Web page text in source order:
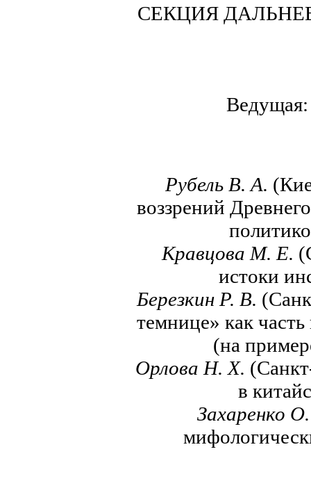
СЕКЦИЯ
Рубель В. А.
воззрений
Кравцова М. Е.
истоки
Березкин Р. В.
темнице» как
(на
Орлова Н. Х.
в
Захаренко